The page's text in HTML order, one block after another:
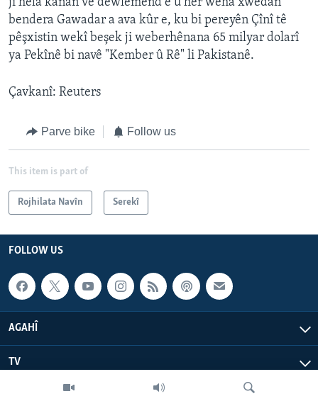
ji hêla kanan ve dewlemend e û her weha xwedan
bendera Gawadar a ava kûr e, ku bi pereyên Çînî tê
pêşxistin wekî beşek ji weberhênana 65 milyar dolarî
ya Pekînê bi navê "Kember û Rê" li Pakistanê.
Çavkanî: Reuters
Parve bike Follow us
This item is part of
Rojhilata Navîn Serekî
FOLLOW US
AGAHÎ
TV